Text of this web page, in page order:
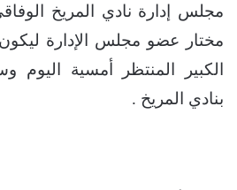
مجلس إدارة نادي المريخ
مختار عضو مجلس الإدارة
الكبير المنتظر أمسية اليوم
بنادي المريخ .